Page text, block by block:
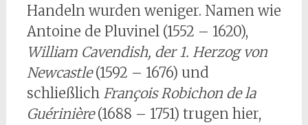
Handeln wurden weniger. Namen wie
Antoine de Pluvinel (1552 – 1620),
William Cavendish, der 1. Herzog von
Newcastle(1592 – 1676) und
schließlich François Robichon de la
Guérinière(1688 – 1751) trugen hier,